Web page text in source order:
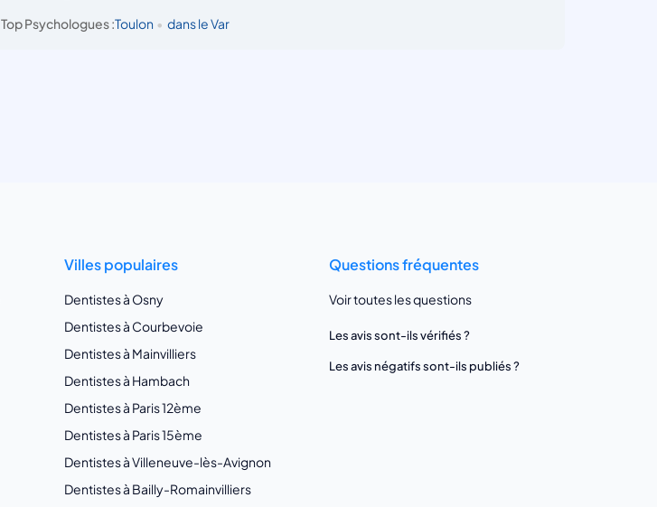
Top Psychologues :Toulon • dans le Var
Villes populaires
Dentistes à Osny
Dentistes à Courbevoie
Dentistes à Mainvilliers
Dentistes à Hambach
Dentistes à Paris 12ème
Dentistes à Paris 15ème
Dentistes à Villeneuve-lès-Avignon
Dentistes à Bailly-Romainvilliers
Questions fréquentes
Voir toutes les questions
Les avis sont-ils vérifiés ?
Les avis négatifs sont-ils publiés ?